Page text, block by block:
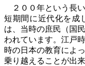
２００年という長
短期間に近代化を成
は、当時の庶民（国
われています。江戸
時の日本の教育によ
乗り越えることが出来